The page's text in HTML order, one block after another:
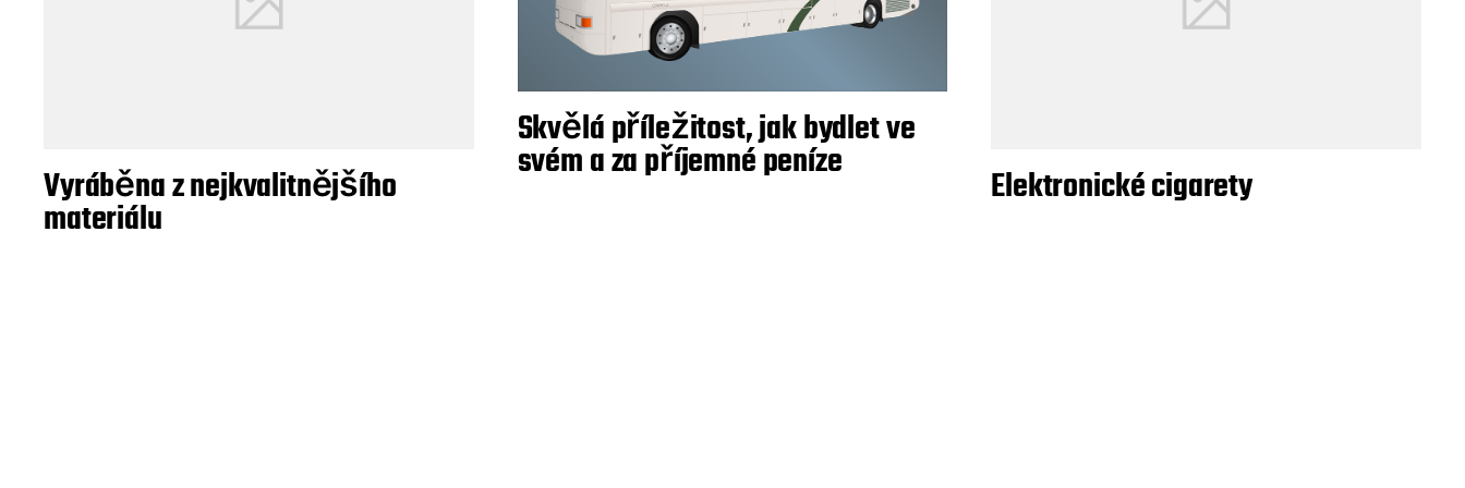
Vyráběna z nejkvalitnějšího
materiálu
Skvělá příležitost, jak bydlet ve
svém a za příjemné peníze Elektronické cigarety